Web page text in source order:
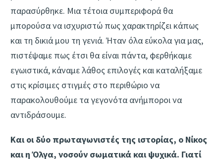
παρασύρθηκε. Μια τέτοια συμπεριφορά θα
μπορούσα να ισχυριστώ πως χαρακτηρίζει κάπως
και τη δικιά μου τη γενιά. Ήταν όλα εύκολα για μας,
πιστέψαμε πως έτσι θα είναι πάντα, φερθήκαμε
εγωιστικά, κάναμε λάθος επιλογές και καταλήξαμε
στις κρίσιμες στιγμές στο περιθώριο να
παρακολουθούμε τα γεγονότα ανήμποροι να
αντιδράσουμε.
Και οι δύο πρωταγωνιστές της ιστορίας, ο Νίκος
και η Όλγα, νοσούν σωματικά και ψυχικά. Γιατί